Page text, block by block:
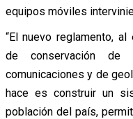
equipos móviles
“El nuevo reglamento,
de conservación
comunicaciones y de
hace es construir un
población del país,